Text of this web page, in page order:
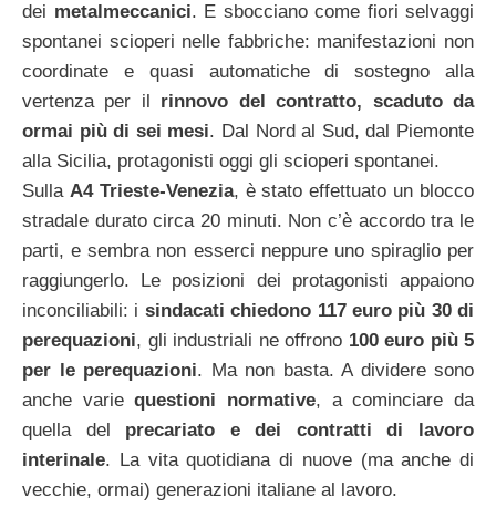
dei metalmeccanici. E sbocciano come fiori selvaggi
spontanei scioperi nelle fabbriche: manifestazioni non
coordinate e quasi automatiche di sostegno alla
vertenza per il rinnovo del contratto, scaduto da
ormai più di sei mesi. Dal Nord al Sud, dal Piemonte
alla Sicilia, protagonisti oggi gli scioperi spontanei.
Sulla A4 Trieste-Venezia, è stato effettuato un blocco
stradale durato circa 20 minuti. Non c’è accordo tra le
parti, e sembra non esserci neppure uno spiraglio per
raggiungerlo. Le posizioni dei protagonisti appaiono
inconciliabili: i sindacati chiedono 117 euro più 30 di
perequazioni, gli industriali ne offrono 100 euro più 5
per le perequazioni. Ma non basta. A dividere sono
anche variequestioni normative, a cominciare da
quella del precariato e dei contratti di lavoro
interinale. La vita quotidiana di nuove (ma anche di
vecchie, ormai) generazioni italiane al lavoro.